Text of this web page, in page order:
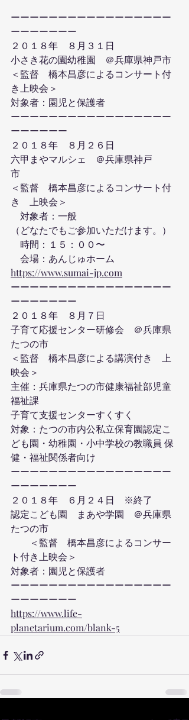
ーーーーーーーーーーーーーーーーー
ーーーーーーー
２０１８年　８月３１日
小さき花の園幼稚園　＠兵庫県神戸市
＜監督　橋本昌彦によるコンサート付
き上映会＞
対象者：園児と保護者
ーーーーーーーーーーーーーーーーー
ーーーーーー
２０１８年　８月２６日
六甲まやマルシェ　＠兵庫県神戸
市
＜監督　橋本昌彦によるコンサート付
き　上映会＞
対象者：一般
（どなたでもご参加いただけます。）
時間：１５：００〜
会場：あんじゅホーム
https://www.sumai-jp.com
ーーーーーーーーーーーーーーーーー
ーーーーーーー
２０１８年　８月７日
子育て応援センター研修会　＠兵庫県
たつの市
＜監督　橋本昌彦による講演付き　上
映会＞
主催：兵庫県たつの市健康福祉部児童
福祉課
子育て支援センターすくすく
対象：たつの市内公私立保育園認定こ
ども園・幼稚園・小中学校の教職員 保
健・福祉関係者向け
ーーーーーーーーーーーーーーーーー
ーーーーーーー
２０１８年　６月２４日　※終了
認定こども園　まあや学園　＠兵庫県
たつの市
＜監督　橋本昌彦によるコンサー
ト付き上映会＞
対象者：園児と保護者
ーーーーーーーーーーーーーーーーー
ーーーーーーー
https://www.life-
planetarium.com/blank-5